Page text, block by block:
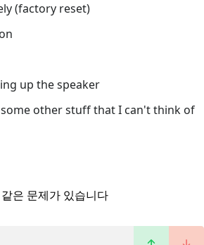
(factory reset)
up the speaker
other stuff that I can't think of
은 문제가 있습니다